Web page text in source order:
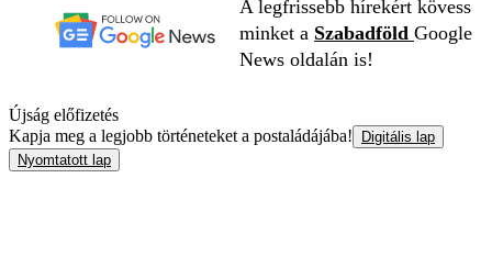
A legfrissebb hírekért kövess
minket a Szabadföld Google
News oldalán is!
Újság előfizetés
Kapja meg a legjobb történeteket a postaládájába!
Digitális lap
Nyomtatott lap